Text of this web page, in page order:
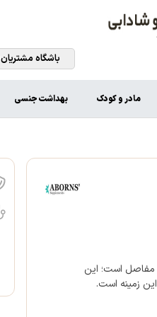
باشگاه مشتریان
مادر و کودک بهداشت جنسی
مفاصل است؛ این